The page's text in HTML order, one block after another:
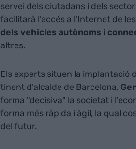
servei dels ciutadans i dels
facilitarà l'accés a l'Internet de
dels vehicles autònoms i
altres.
Els experts situen la implantació
tinent d'alcalde de Barcelona,
forma "decisiva" la societat i
forma més ràpida i àgil, la qual
del futur.